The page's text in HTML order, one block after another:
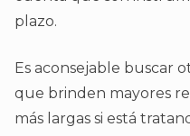
plazo.
Es aconsejable buscar
que brinden mayores
más largas si está